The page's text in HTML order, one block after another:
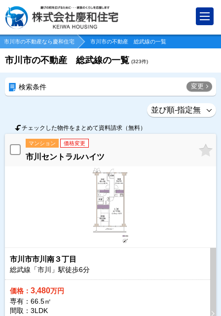
市川市の不動産なら慶和住宅 市川市の不動産 総武線の一覧
市川市の不動産 総武線の一覧 (323件)
検索条件 変更
チェックした物件をまとめて資料請求（無料）
マンション 価格変更
市川セントラルハイツ
市川市市川南３丁目
総武線「市川」駅徒歩6分
価格： 3,480万円
専有：66.5㎡
間取：3LDK